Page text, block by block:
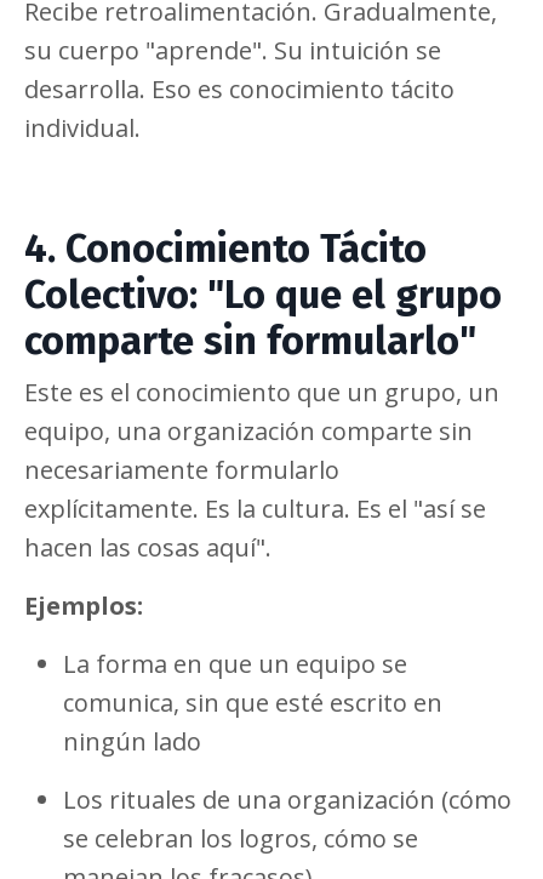
Recibe retroalimentación. Gradualmente,
su cuerpo "aprende". Su intuición se
desarrolla. Eso es conocimiento tácito
individual.
4. Conocimiento Tácito
Colectivo: "Lo que el grupo
comparte sin formularlo"
Este es el conocimiento que un grupo, un
equipo, una organización comparte sin
necesariamente formularlo
explícitamente. Es la cultura. Es el "así se
hacen las cosas aquí".
Ejemplos:
La forma en que un equipo se
comunica, sin que esté escrito en
ningún lado
Los rituales de una organización (cómo
se celebran los logros, cómo se